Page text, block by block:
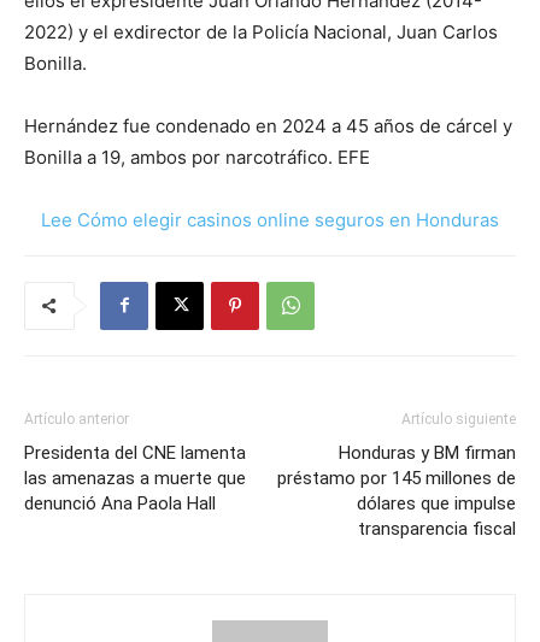
2022) y el exdirector de la Policía Nacional, Juan Carlos
Bonilla.
Hernández fue condenado en 2024 a 45 años de cárcel y
Bonilla a 19, ambos por narcotráfico. EFE
Lee Cómo elegir casinos online seguros en Honduras
Artículo anterior
Presidenta del CNE lamenta
las amenazas a muerte que
denunció Ana Paola Hall
Artículo siguiente
Honduras y BM firman
préstamo por 145 millones de
dólares que impulse
transparencia fiscal